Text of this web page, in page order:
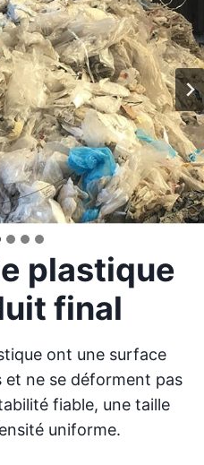
plastique
final
ont une surface
et ne se déforment pas
fiable, une taille
uniforme.